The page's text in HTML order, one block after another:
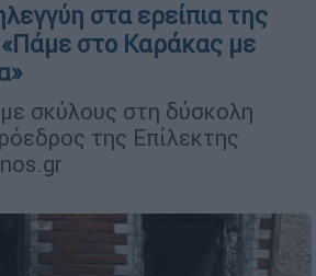
στα ερείπια της
στο Καράκας με
σκύλους στη δύσκολη
της Επίλεκτης